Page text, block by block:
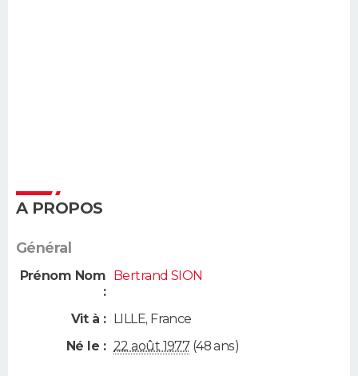
A PROPOS
Général
Prénom Nom
:
Bertrand SION
Vit à : LILLE, France
Né le : 22 août 1977(48 ans)